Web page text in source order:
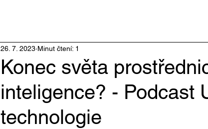
Konec světa
inteligence? - Podcast
technologie
26. 7. 2023 Minut čtení: 1